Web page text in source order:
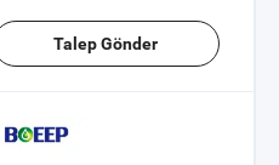
Talep Gönder